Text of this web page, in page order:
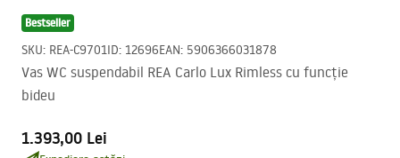
Bestseller
SKU: REA-C9701ID: 12696EAN: 5906366031878
Vas WC suspendabil REA Carlo Lux Rimless cu funcție
bideu
1.393,00 Lei